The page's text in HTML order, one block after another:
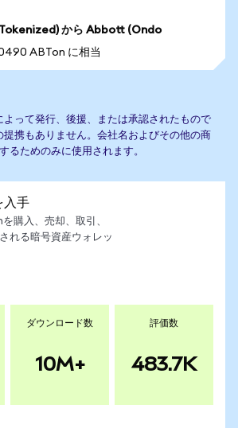
から Abbott (Ondo
ABTon に相当
って発行、後援、または承認されたもので
携もありません。会社名およびその他の商
るためのみに使用されます。
手
購入、売却、取引、
れる暗号資産ウォレッ
ダウンロード数
10M+
評価数
483.7K